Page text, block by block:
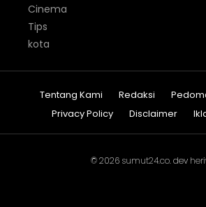
Cinema
Tips
kota
Tentang Kami Redaksi
Privacy Policy
Disclaimer
© 2026 sumut24.co. dev